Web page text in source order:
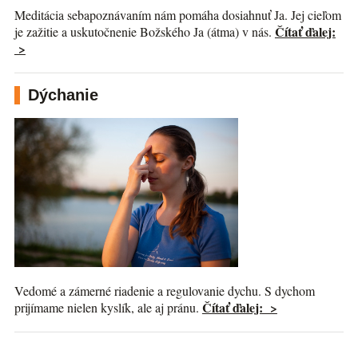
Meditácia sebapoznávaním nám pomáha dosiahnuť Ja. Jej cieľom
je zažitie a uskutočnenie Božského Ja (átma) v nás. Čítať ďalej:
>
Dýchanie
Vedomé a zámerné riadenie a regulovanie dychu. S dychom
prijímame nielen kyslík, ale aj pránu. Čítať ďalej: >